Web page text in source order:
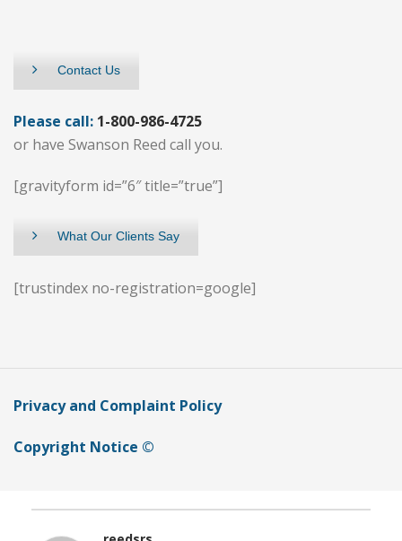
Contact Us
Please call: 1-800-986-4725
or have Swanson Reed call you.
[gravityform id=”6″ title=”true”]
What Our Clients Say
[trustindex no-registration=google]
Privacy and Complaint Policy
Copyright Notice ©